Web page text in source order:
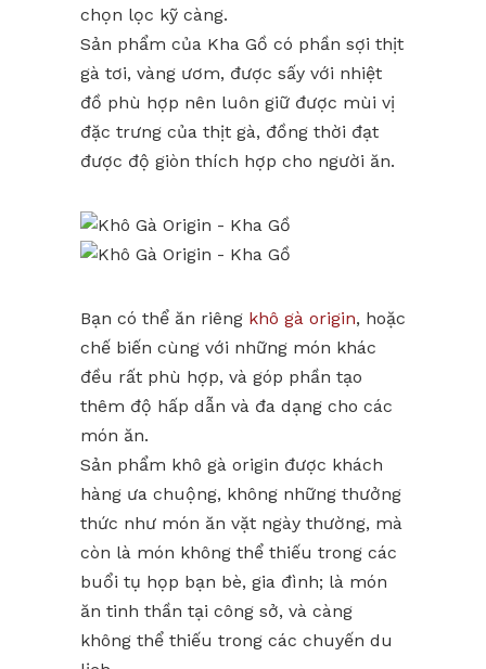
chọn lọc kỹ càng.
Sản phẩm của Kha Gồ có phần sợi thịt
gà tơi, vàng ươm, được sấy với nhiệt
đồ phù hợp nên luôn giữ được mùi vị
đặc trưng của thịt gà, đồng thời đạt
được độ giòn thích hợp cho người ăn.
Bạn có thể ăn riêng khô gà origin, hoặc
chế biến cùng với những món khác
đều rất phù hợp, và góp phần tạo
thêm độ hấp dẫn và đa dạng cho các
món ăn.
Sản phẩm khô gà origin được khách
hàng ưa chuộng, không những thưởng
thức như món ăn vặt ngày thường, mà
còn là món không thể thiếu trong các
buổi tụ họp bạn bè, gia đình; là món
ăn tinh thần tại công sở, và càng
không thể thiếu trong các chuyến du